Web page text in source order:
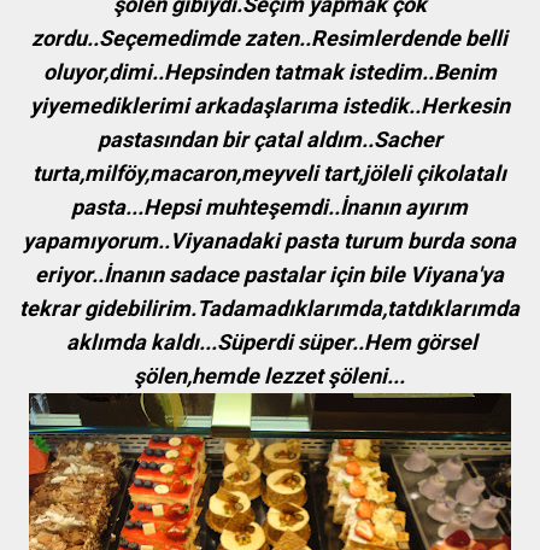
zordu..Seçemedimde zaten..Resimlerdende belli
oluyor,dimi..Hepsinden tatmak istedim..Benim
yiyemediklerimi arkadaşlarıma istedik..Herkesin
pastasından bir çatal aldım..Sacher
turta,milföy,macaron,meyveli tart,jöleli çikolatalı
pasta...Hepsi muhteşemdi..İnanın ayırım
yapamıyorum..Viyanadaki pasta turum burda sona
eriyor..İnanın sadace pastalar için bile Viyana'ya
tekrar gidebilirim.Tadamadıklarımda,tatdıklarımda
aklımda kaldı...Süperdi süper..Hem görsel
şölen,hemde lezzet şöleni...